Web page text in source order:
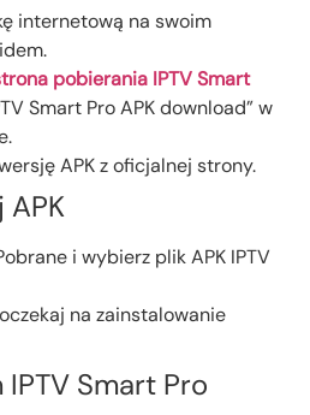
internetową na swoim
pobierania IPTV Smart
Smart Pro APK download” w
APK z oficjalnej strony.
APK
i wybierz plik APK IPTV
na zainstalowanie
Smart Pro